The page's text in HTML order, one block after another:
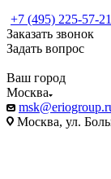
+7 (495) 225-57-21
Заказать звонок
Задать вопрос
Ваш город
Москва
Москва, ул.